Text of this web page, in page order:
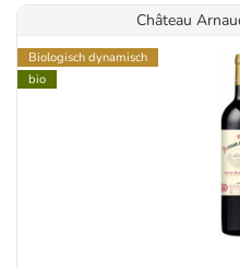
Château
Biologisch dynamisch
bio